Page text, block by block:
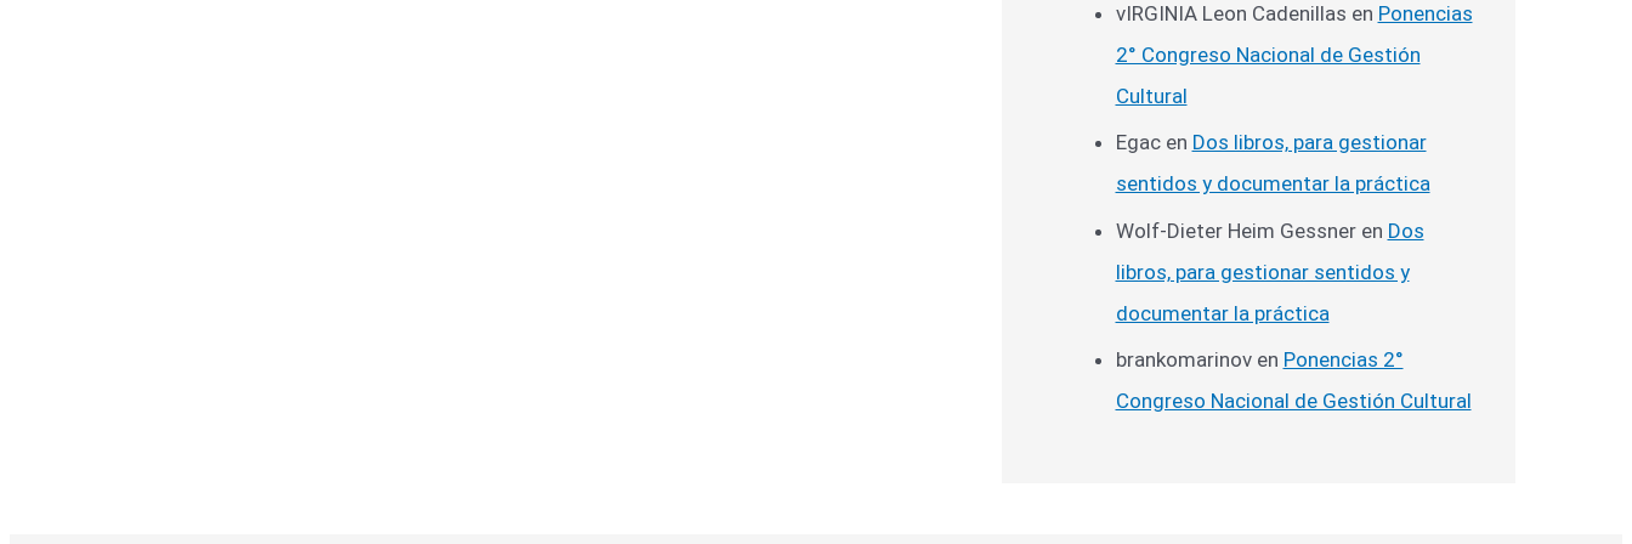
vIRGINIA Leon Cadenillas en Ponencias
2° Congreso Nacional de Gestión
Cultural
Egacen Dos libros, para gestionar
sentidos y documentar la práctica
Wolf-Dieter Heim Gessneren Dos
libros, para gestionar sentidos y
documentar la práctica
brankomarinoven Ponencias 2°
Congreso Nacional de Gestión Cultural